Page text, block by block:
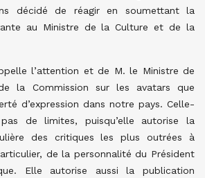
décidé de réagir en soumettant la
au Ministre de la Culture et de la
l’attention et de M. le Ministre de
la Commission sur les avatars que
d’expression dans notre pays. Celle-
de limites, puisqu’elle autorise la
des critiques les plus outrées à
de la personnalité du Président
Elle autorise aussi la publication